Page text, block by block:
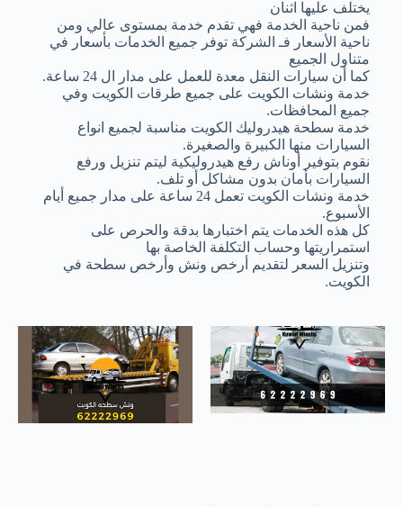
يختلف عليها اثنان
فمن ناحية الخدمة فهي تقدم خدمة بمستوى عالي ومن
ناحية الأسعار فـ الشركة توفر جميع الخدمات بأسعار في
متناول الجميع
كما أن سيارات النقل معدة للعمل على مدار ال 24 ساعة.
خدمة ونشات الكويت على جميع طرقات الكويت وفي
جميع المحافظات.
خدمة سطحة هيدروليك الكويت مناسبة لجميع انواع
السيارات منها الكبيرة والصغيرة.
نقوم بتوفير أوناش رفع هيدروليكية ليتم تنزيل ورفع
السيارات بأمان بدون مشاكل أو تلف.
خدمة ونشات الكويت تعمل 24 ساعة على مدار جميع أيام
الأسبوع.
كل هذه الخدمات يتم اختبارها بدقة والحرص على
استمراريتها وحساب التكلفة الخاصة بها
وتنزيل السعر لتقديم أرخص ونش وأرخص سطحة في
الكويت.